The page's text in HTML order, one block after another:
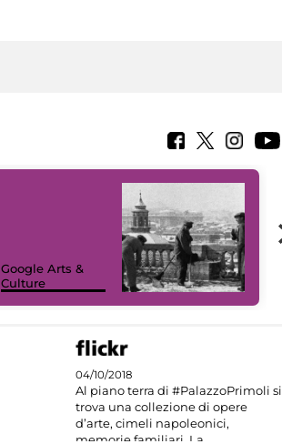
Google Arts &
Culture
04/10/2018
Al piano terra di #PalazzoPrimoli si
trova una collezione di opere
d’arte, cimeli napoleonici,
memorie familiari. La